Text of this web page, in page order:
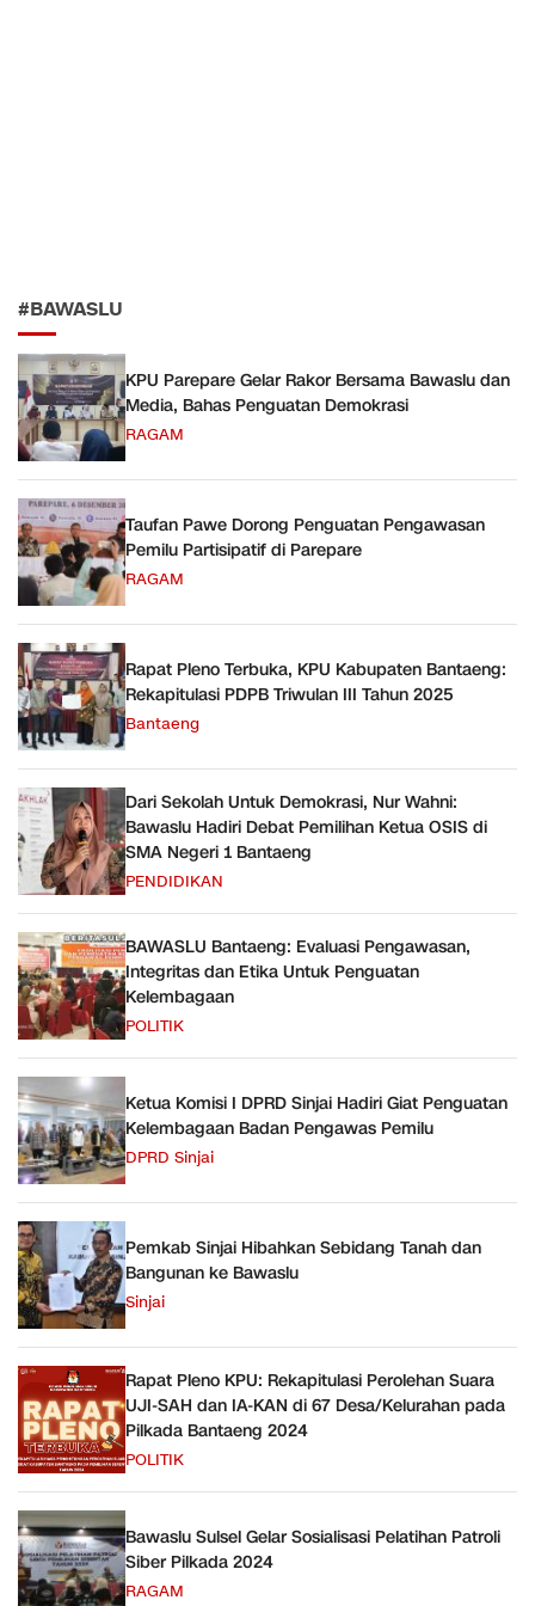
#BAWASLU
KPU Parepare Gelar Rakor Bersama Bawaslu dan
Media, Bahas Penguatan Demokrasi
RAGAM
Taufan Pawe Dorong Penguatan Pengawasan
Pemilu Partisipatif di Parepare
RAGAM
Rapat Pleno Terbuka, KPU Kabupaten Bantaeng:
Rekapitulasi PDPB Triwulan III Tahun 2025
Bantaeng
Dari Sekolah Untuk Demokrasi, Nur Wahni:
Bawaslu Hadiri Debat Pemilihan Ketua OSIS di
SMA Negeri 1 Bantaeng
PENDIDIKAN
BAWASLU Bantaeng: Evaluasi Pengawasan,
Integritas dan Etika Untuk Penguatan
Kelembagaan
POLITIK
Ketua Komisi I DPRD Sinjai Hadiri Giat Penguatan
Kelembagaan Badan Pengawas Pemilu
DPRD Sinjai
Pemkab Sinjai Hibahkan Sebidang Tanah dan
Bangunan ke Bawaslu
Sinjai
Rapat Pleno KPU: Rekapitulasi Perolehan Suara
UJI-SAH dan IA-KAN di 67 Desa/Kelurahan pada
Pilkada Bantaeng 2024
POLITIK
Bawaslu Sulsel Gelar Sosialisasi Pelatihan Patroli
Siber Pilkada 2024
RAGAM